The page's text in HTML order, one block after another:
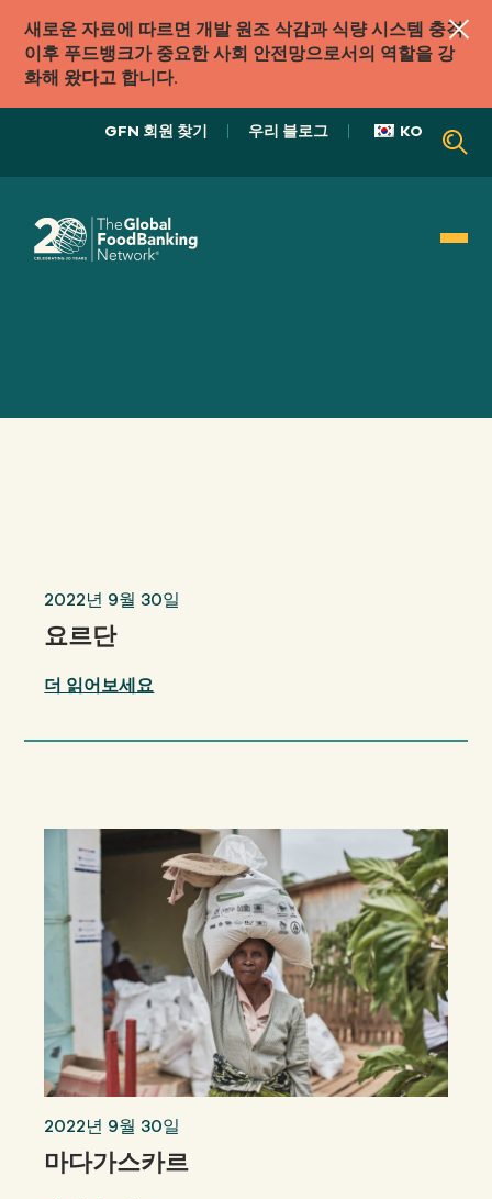
새로운 자료에 따르면 개발 원조 삭감과 식량 시스템 충격
이후 푸드뱅크가 중요한 사회 안전망으로서의 역할을 강
화해 왔다고 합니다.
GFN 회원 찾기 우리 블로그 KO
에 대한
지원하다
기부
2022년 9월 30일
요르단
더 읽어보세요
2022년 9월 30일
마다가스카르